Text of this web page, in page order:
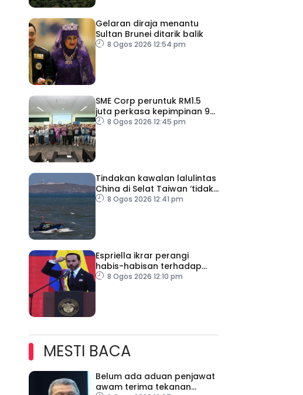
Gelaran diraja menantu
Sultan Brunei ditarik balik
8 Ogos 2026 12:54 pm
SME Corp peruntuk RM1.5
juta perkasa kepimpinan 90
PMKS8 Ogos 2026 12:45 pm
Tindakan kawalan lalulintas
China di Selat Taiwan ‘tidak
masuk akal’
8 Ogos 2026 12:41 pm
Espriella ikrar perangi
habis-habisan terhadap
pengganas narkotik
8 Ogos 2026 12:10 pm
MESTI BACA
Belum ada aduan penjawat
awam terima tekanan